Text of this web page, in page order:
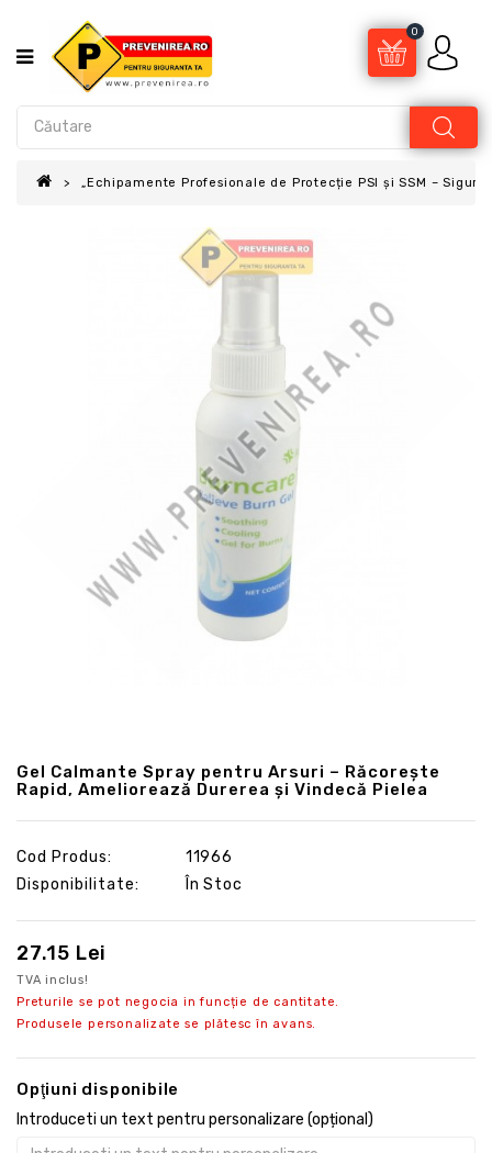
0
„Echipamente Profesionale de Protecție PSI și SSM –
Gel Calmante Spray pentru Arsuri – Răcorește
Rapid, Ameliorează Durerea și Vindecă Pielea
Cod Produs:
11966
Disponibilitate:
În Stoc
27.15 Lei
TVA inclus!
Preturile se pot negocia in funcție de cantitate.
Produsele personalizate se plătesc în avans.
Opţiuni disponibile
Introduceti un text pentru personalizare (opțional)